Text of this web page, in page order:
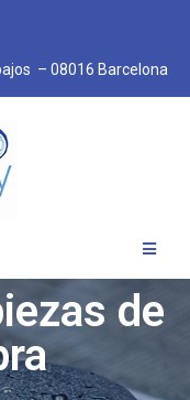
– 08016 Barcelona
de